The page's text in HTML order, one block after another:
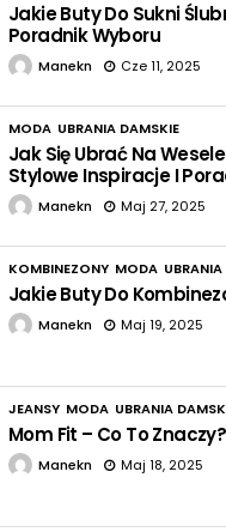
Jakie Buty Do Sukni
Poradnik Wyboru
Manekn Cze 11, 2025
MODA UBRANIA DAMSKIE
Jak Się Ubrać Na
Stylowe Inspiracje I
Manekn Maj 27, 2025
KOMBINEZONY MODA
Jakie Buty Do
Manekn Maj 19, 2025
JEANSY MODA UBRANIA
Mom Fit – Co To Znaczy?
Manekn Maj 18, 2025